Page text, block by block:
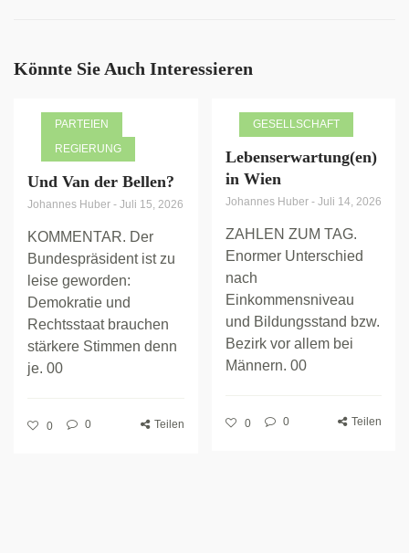
Könnte Sie Auch Interessieren
PARTEIEN
REGIERUNG
Und Van der Bellen?
Johannes Huber - Juli 15, 2026
KOMMENTAR. Der
Bundespräsident ist zu
leise geworden:
Demokratie und
Rechtsstaat brauchen
stärkere Stimmen denn
je. 00
0 0 Teilen
GESELLSCHAFT
Lebenserwartung(en)
in Wien
Johannes Huber - Juli 14, 2026
ZAHLEN ZUM TAG.
Enormer Unterschied
nach
Einkommensniveau
und Bildungsstand bzw.
Bezirk vor allem bei
Männern. 00
0 0 Teilen